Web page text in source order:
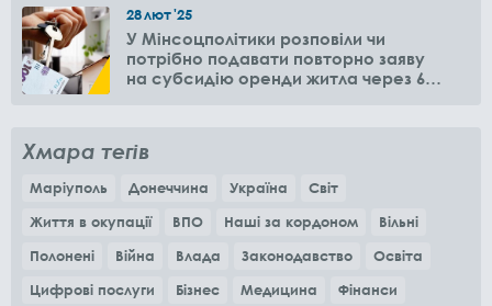
28лют'25
У Мінсоцполітики розповіли чи
потрібно подавати повторно заяву
на субсидію оренди житла через 6
Хмара тегів
Маріуполь Донеччина Україна
Світ
Життя в окупації
ВПО Наші за кордоном
Вільні
Полонені
Війна Влада Законодавство
Освіта
Цифрові послуги
Бізнес Медицина Фінанси